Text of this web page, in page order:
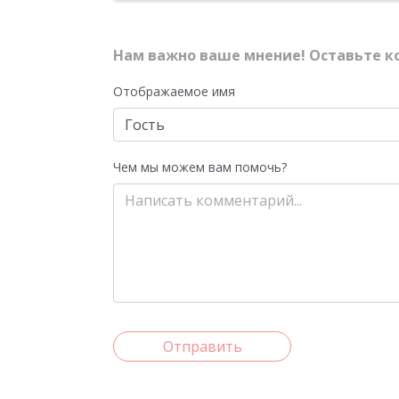
Нам важно ваше мнение! Оставьте
Отображаемое имя
Чем мы можем вам помочь?
Отправить